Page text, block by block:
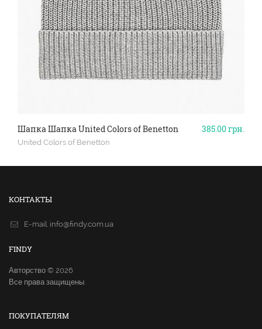
385.00грн.
Шапка Шапка United Colors of Benetton
United Colors of Benetton
КОНТАКТЫ
E-mail. info@findy.com.ua
FINDY
Авторство © 2026
Все права защищены.
ПОКУПАТЕЛЯМ